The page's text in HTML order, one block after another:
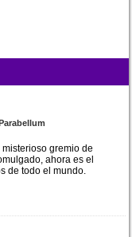
gremio de
ahora es el
de todo el mundo.